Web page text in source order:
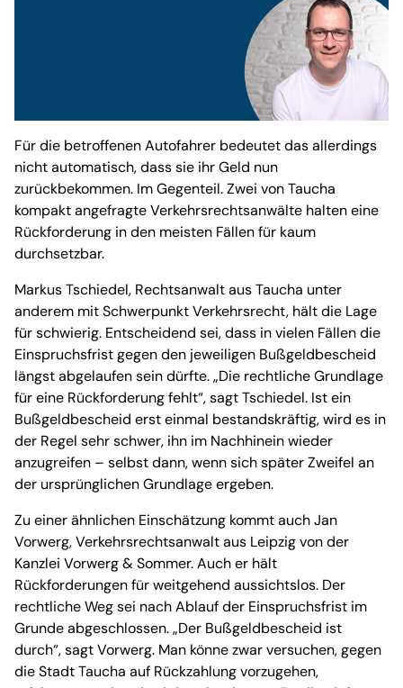
Für die betroffenen Autofahrer bedeutet das allerdings
nicht automatisch, dass sie ihr Geld nun
zurückbekommen. Im Gegenteil. Zwei von Taucha
kompakt angefragte Verkehrsrechtsanwälte halten eine
Rückforderung in den meisten Fällen für kaum
durchsetzbar.
Markus Tschiedel, Rechtsanwalt aus Taucha unter
anderem mit Schwerpunkt Verkehrsrecht, hält die Lage
für schwierig. Entscheidend sei, dass in vielen Fällen die
Einspruchsfrist gegen den jeweiligen Bußgeldbescheid
längst abgelaufen sein dürfte. „Die rechtliche Grundlage
für eine Rückforderung fehlt“, sagt Tschiedel. Ist ein
Bußgeldbescheid erst einmal bestandskräftig, wird es in
der Regel sehr schwer, ihn im Nachhinein wieder
anzugreifen – selbst dann, wenn sich später Zweifel an
der ursprünglichen Grundlage ergeben.
Zu einer ähnlichen Einschätzung kommt auch Jan
Vorwerg, Verkehrsrechtsanwalt aus Leipzig von der
Kanzlei Vorwerg & Sommer. Auch er hält
Rückforderungen für weitgehend aussichtslos. Der
rechtliche Weg sei nach Ablauf der Einspruchsfrist im
Grunde abgeschlossen. „Der Bußgeldbescheid ist
durch“, sagt Vorwerg. Man könne zwar versuchen, gegen
die Stadt Taucha auf Rückzahlung vorzugehen,